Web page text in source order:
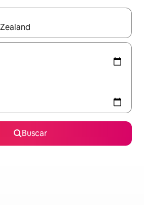
estiverem disponíveis, explore-os
Buscar